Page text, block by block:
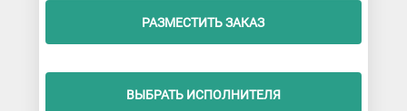
РАЗМЕСТИТЬ ЗАКАЗ
ВЫБРАТЬ ИСПОЛНИТЕЛЯ